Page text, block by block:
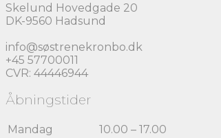
Skelund Hovedgade 20
DK-9560 Hadsund
info@søstrenekronbo.dk
+45 57700011
CVR: 44446944
Åbningstider
Mandag
10.00 – 17.00